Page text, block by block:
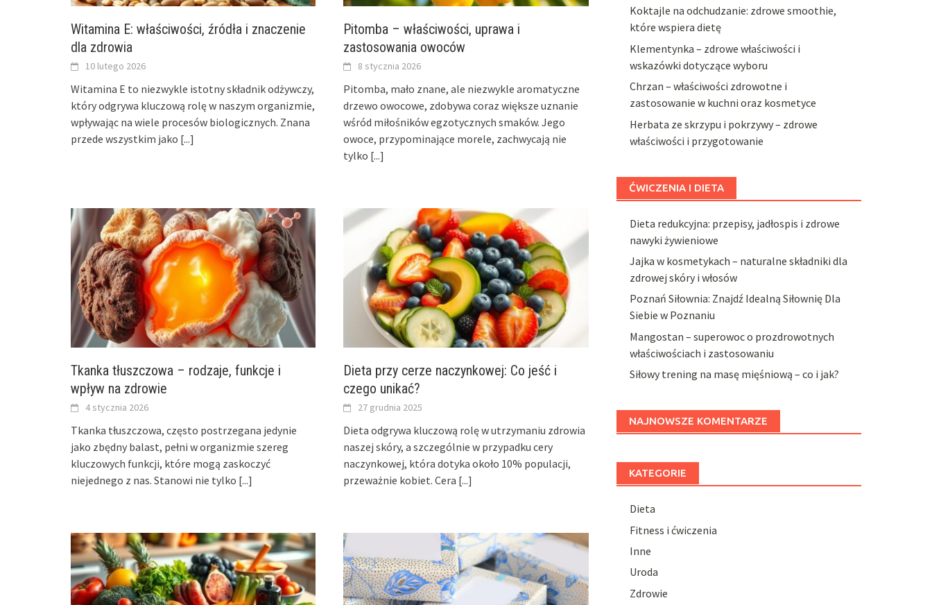
Witamina E: właściwości, źródła i znaczenie
dla zdrowia
10 lutego 2026
Witamina E to niezwykle istotny składnik odżywczy,
który odgrywa kluczową rolę w naszym organizmie,
wpływając na wiele procesów biologicznych. Znana
przede wszystkim jako [...]
Pitomba – właściwości, uprawa i
zastosowania owoców
8 stycznia 2026
Pitomba, mało znane, ale niezwykle aromatyczne
drzewo owocowe, zdobywa coraz większe uznanie
wśród miłośników egzotycznych smaków. Jego
owoce, przypominające morele, zachwycają nie
tylko [...]
Tkanka tłuszczowa – rodzaje, funkcje i
wpływ na zdrowie
4 stycznia 2026
Tkanka tłuszczowa, często postrzegana jedynie
jako zbędny balast, pełni w organizmie szereg
kluczowych funkcji, które mogą zaskoczyć
niejednego z nas. Stanowi nie tylko [...]
Dieta przy cerze naczynkowej: Co jeść i
czego unikać?
27 grudnia 2025
Dieta odgrywa kluczową rolę w utrzymaniu zdrowia
naszej skóry, a szczególnie w przypadku cery
naczynkowej, która dotyka około 10% populacji,
przeważnie kobiet. Cera [...]
Koktajle na odchudzanie: zdrowe smoothie,
które wspiera dietę
Klementynka – zdrowe właściwości i
wskazówki dotyczące wyboru
Chrzan – właściwości zdrowotne i
zastosowanie w kuchni oraz kosmetyce
Herbata ze skrzypu i pokrzywy – zdrowe
właściwości i przygotowanie
ĆWICZENIA I DIETA
Dieta redukcyjna: przepisy, jadłospis i zdrowe
nawyki żywieniowe
Jajka w kosmetykach – naturalne składniki dla
zdrowej skóry i włosów
Poznań Siłownia: Znajdź Idealną Siłownię Dla
Siebie w Poznaniu
Mangostan – superowoc o prozdrowotnych
właściwościach i zastosowaniu
Siłowy trening na masę mięśniową – co i jak?
NAJNOWSZE KOMENTARZE
KATEGORIE
Dieta
Fitness i ćwiczenia
Inne
Uroda
Zdrowie